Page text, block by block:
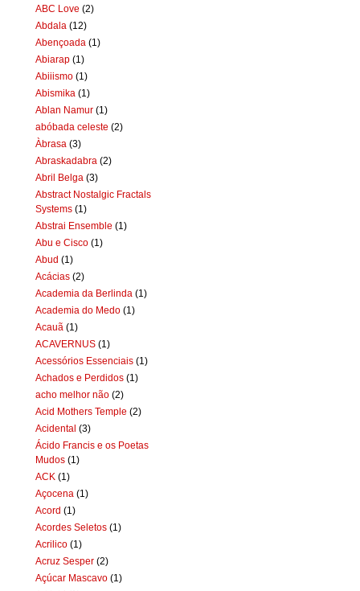
ABC Love (2)
Abdala (12)
Abençoada (1)
Abiarap (1)
Abiiismo (1)
Abismika (1)
Ablan Namur (1)
abóbada celeste (2)
Àbrasa (3)
Abraskadabra (2)
Abril Belga (3)
Abstract Nostalgic Fractals
Systems (1)
Abstrai Ensemble (1)
Abu e Cisco (1)
Abud (1)
Acácias (2)
Academia da Berlinda (1)
Academia do Medo (1)
Acauã (1)
ACAVERNUS (1)
Acessórios Essenciais (1)
Achados e Perdidos (1)
acho melhor não (2)
Acid Mothers Temple (2)
Acidental (3)
Ácido Francis e os Poetas
Mudos (1)
ACK (1)
Açocena (1)
Acord (1)
Acordes Seletos (1)
Acrilico (1)
Acruz Sesper (2)
Açúcar Mascavo (1)